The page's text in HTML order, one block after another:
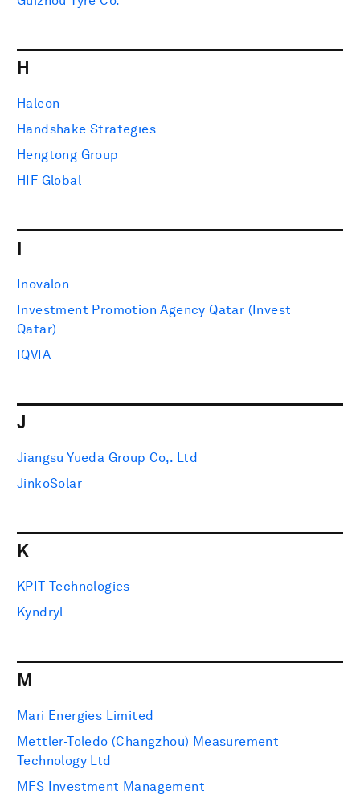
H
Haleon
Handshake Strategies
Hengtong Group
HIF Global
I
Inovalon
Investment Promotion Agency Qatar (Invest
Qatar)
IQVIA
J
Jiangsu Yueda Group Co,. Ltd
JinkoSolar
K
KPIT Technologies
Kyndryl
M
Mari Energies Limited
Mettler-Toledo (Changzhou) Measurement
Technology Ltd
MFS Investment Management